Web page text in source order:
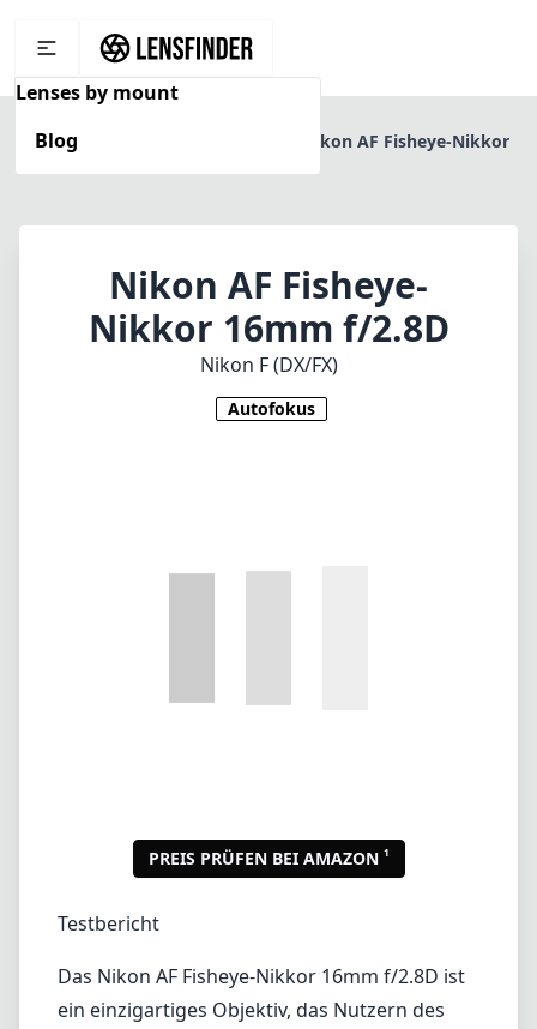
Lenses by mount
Blog
Home
Nikon AF Fisheye-Nikkor
Nikon AF Fisheye-
Nikkor 16mm f/2.8D
Nikon F (DX/FX)
Autofokus
PREIS PRÜFEN BEI AMAZON 1
Testbericht
Das Nikon AF Fisheye-Nikkor 16mm f/2.8D ist
ein einzigartiges Objektiv, das Nutzern des